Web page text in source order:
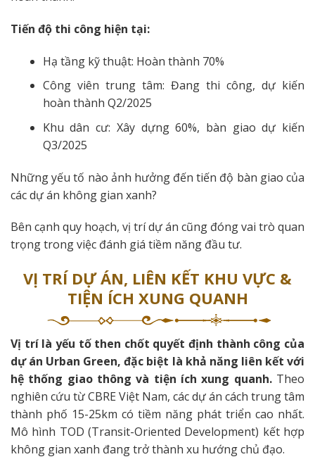
Tiến độ thi công hiện tại:
Hạ tầng kỹ thuật: Hoàn thành 70%
Công viên trung tâm: Đang thi công, dự kiến
hoàn thành Q2/2025
Khu dân cư: Xây dựng 60%, bàn giao dự kiến
Q3/2025
Những yếu tố nào ảnh hưởng đến tiến độ bàn giao của
các dự án không gian xanh?
Bên cạnh quy hoạch, vị trí dự án cũng đóng vai trò quan
trọng trong việc đánh giá tiềm năng đầu tư.
VỊ TRÍ DỰ ÁN, LIÊN KẾT KHU VỰC &
TIỆN ÍCH XUNG QUANH
Vị trí là yếu tố then chốt quyết định thành công của
dự án Urban Green, đặc biệt là khả năng liên kết với
hệ thống giao thông và tiện ích xung quanh.Theo
nghiên cứu từ CBRE Việt Nam, các dự án cách trung tâm
thành phố 15-25km có tiềm năng phát triển cao nhất.
Mô hình TOD (Transit-Oriented Development) kết hợp
không gian xanh đang trở thành xu hướng chủ đạo.